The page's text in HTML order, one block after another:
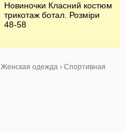
Новиночки Класний костюм
трикотаж ботал. Розміри
48-58
Женская одежда › Спортивная